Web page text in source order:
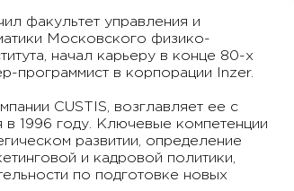
факультет управления и
Московского физико-
начал карьеру в конце 80-х
программист в корпорации Inzer.
CUSTIS, возглавляет ее с
в 1996 году. Ключевые компетенции
развитии, определение
и кадровой политики,
по подготовке новых